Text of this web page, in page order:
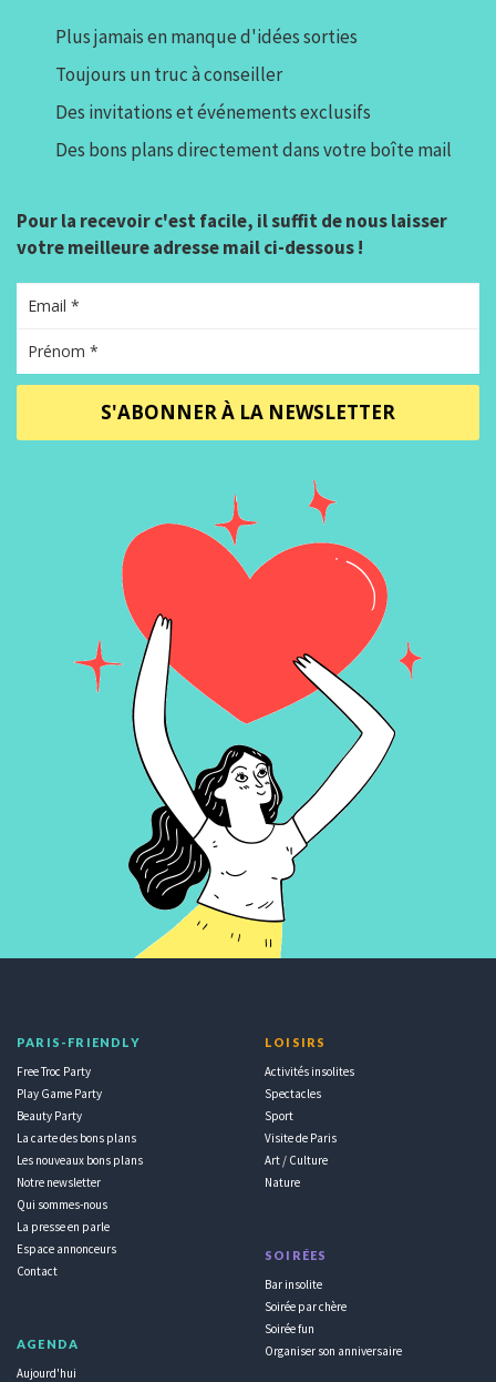
Plus jamais en manque d'idées sorties
Toujours un truc à conseiller
Des invitations et événements exclusifs
Des bons plans directement dans votre boîte mail
Pour la recevoir c'est facile, il suffit de nous laisser
votre meilleure adresse mail ci-dessous !
S'ABONNER À LA NEWSLETTER
PARIS-FRIENDLY
Free Troc Party
Play Game Party
Beauty Party
La carte des bons plans
Les nouveaux bons plans
Notre newsletter
Qui sommes-nous
La presse en parle
Espace annonceurs
Contact
AGENDA
Aujourd'hui
LOISIRS
Activités insolites
Spectacles
Sport
Visite de Paris
Art / Culture
Nature
SOIRÉES
Bar insolite
Soirée par chère
Soirée fun
Organiser son anniversaire